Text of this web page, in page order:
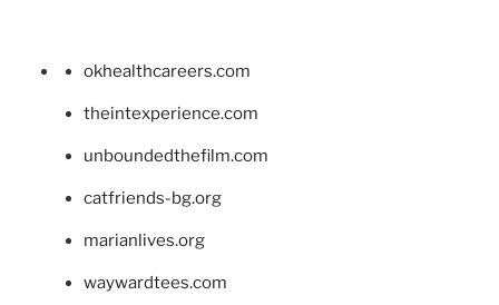
okhealthcareers.com
theintexperience.com
unboundedthefilm.com
catfriends-bg.org
marianlives.org
waywardtees.com